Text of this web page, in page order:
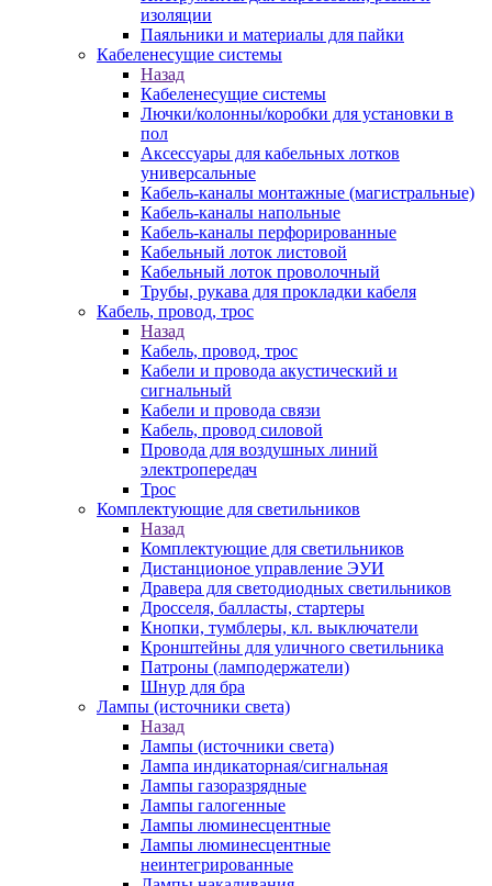
изоляции
Паяльники и материалы для пайки
Кабеленесущие системы
Назад
Кабеленесущие системы
Лючки/колонны/коробки для установки в
пол
Аксессуары для кабельных лотков
универсальные
Кабель-каналы монтажные (магистральные)
Кабель-каналы напольные
Кабель-каналы перфорированные
Кабельный лоток листовой
Кабельный лоток проволочный
Трубы, рукава для прокладки кабеля
Кабель, провод, трос
Назад
Кабель, провод, трос
Кабели и провода акустический и
сигнальный
Кабели и провода связи
Кабель, провод силовой
Провода для воздушных линий
электропередач
Трос
Комплектующие для светильников
Назад
Комплектующие для светильников
Дистанционое управление ЭУИ
Дравера для светодиодных светильников
Дросселя, балласты, стартеры
Кнопки, тумблеры, кл. выключатели
Кронштейны для уличного светильника
Патроны (ламподержатели)
Шнур для бра
Лампы (источники света)
Назад
Лампы (источники света)
Лампа индикаторная/сигнальная
Лампы газоразрядные
Лампы галогенные
Лампы люминесцентные
Лампы люминесцентные
неинтегрированные